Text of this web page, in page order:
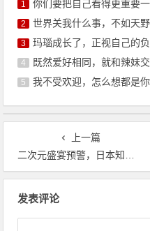
1 你们要把自己看得更重要一
2 世界关我什么事，不如天
3 玛瑙成长了，正视自己的
4 既然爱好相同，就和辣妹
5 我不受欢迎，怎么想都是你
上一篇
二次元盛宴预警，日本知名声优喜多村英梨首度来华！
发表评论